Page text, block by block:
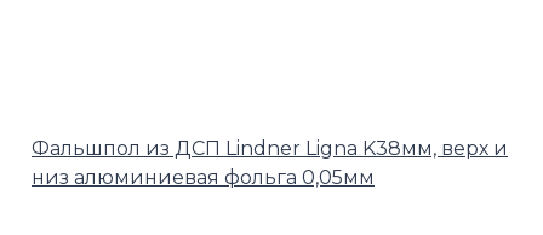
Фальшпол из ДСП Lindner Ligna K38мм, верх и
низ алюминиевая фольга 0,05мм